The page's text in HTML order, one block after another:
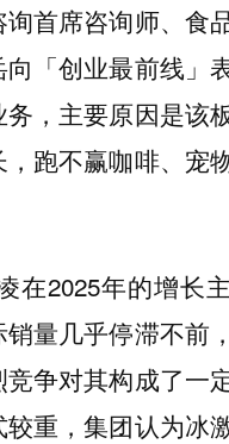
首席咨询师、食
「创业最前线」
，主要原因是该
跑不赢咖啡、宠
在2025年的增长
销量几乎停滞不前
争对其构成了一
较重，集团认为冰